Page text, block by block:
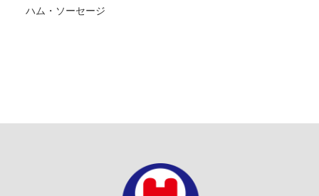
ハム・ソーセージ